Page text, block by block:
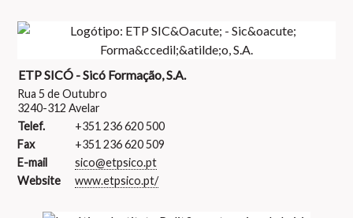
ETP SICÓ - Sicó Formação, S.A.
Rua 5 de Outubro
3240-312 Avelar
Telef.
+351 236 620 500
Fax
+351 236 620 509
E-mail
sico@etpsico.pt
Website
www.etpsico.pt/